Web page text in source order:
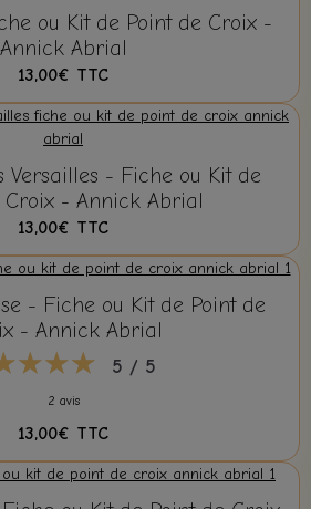
ou Kit de Point de Croix -
Annick Abrial
13,00€ TTC
Versailles - Fiche ou Kit de
Croix - Annick Abrial
13,00€ TTC
- Fiche ou Kit de Point de
- Annick Abrial
5 / 5
2 avis
13,00€ TTC